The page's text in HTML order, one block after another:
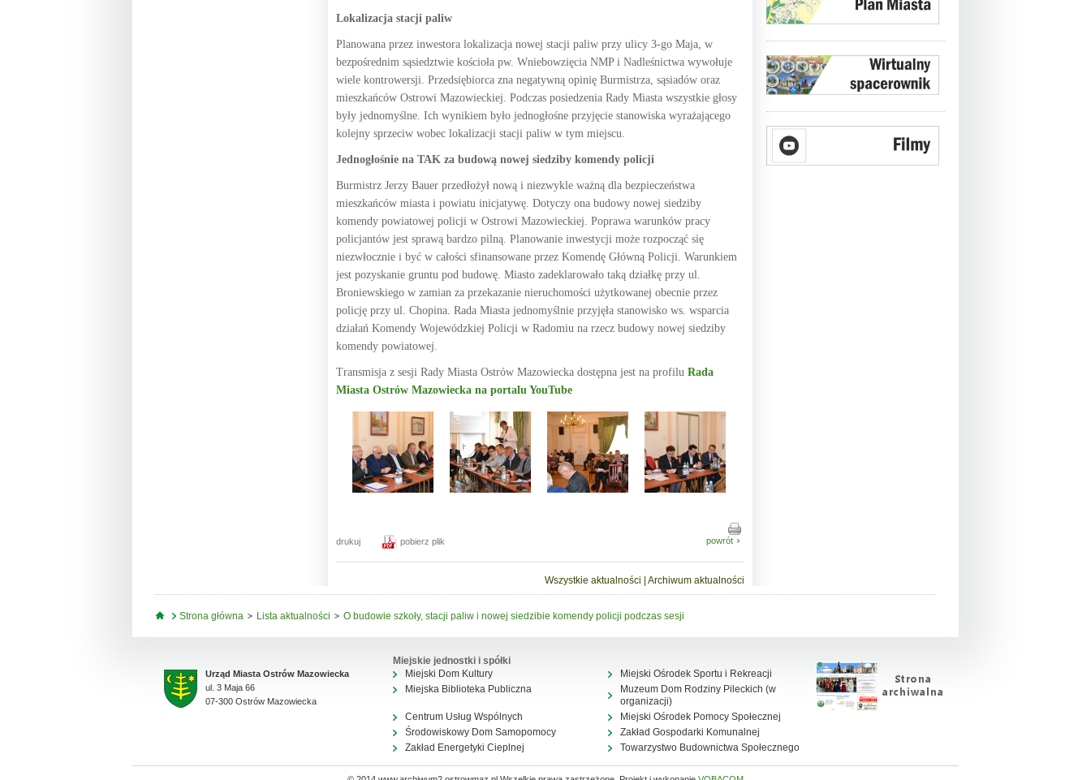
Lokalizacja stacji paliw
Planowana przez inwestora lokalizacja nowej stacji paliw przy ulicy 3-go Maja, w
bezpośrednim sąsiedztwie kościoła pw. Wniebowzięcia NMP i Nadleśnictwa wywołuje
wiele kontrowersji. Przedsiębiorca zna negatywną opinię Burmistrza, sąsiadów oraz
mieszkańców Ostrowi Mazowieckiej. Podczas posiedzenia Rady Miasta wszystkie głosy
były jednomyślne. Ich wynikiem było jednogłośne przyjęcie stanowiska wyrażającego
kolejny sprzeciw wobec lokalizacji stacji paliw w tym miejscu.
Jednogłośnie na TAK za budową nowej siedziby komendy policji
Burmistrz Jerzy Bauer przedłożył nową i niezwykle ważną dla bezpieczeństwa
mieszkańców miasta i powiatu inicjatywę. Dotyczy ona budowy nowej siedziby
komendy powiatowej policji w Ostrowi Mazowieckiej. Poprawa warunków pracy
policjantów jest sprawą bardzo pilną. Planowanie inwestycji może rozpocząć się
niezwłocznie i być w całości sfinansowane przez Komendę Główną Policji. Warunkiem
jest pozyskanie gruntu pod budowę. Miasto zadeklarowało taką działkę przy ul.
Broniewskiego w zamian za przekazanie nieruchomości użytkowanej obecnie przez
policję przy ul. Chopina. Rada Miasta jednomyślnie przyjęła stanowisko ws. wsparcia
działań Komendy Wojewódzkiej Policji w Radomiu na rzecz budowy nowej siedziby
komendy powiatowej.
Transmisja z sesji Rady Miasta Ostrów Mazowiecka dostępna jest na profilu Rada
Miasta Ostrów Mazowiecka na portalu YouTube
drukuj pobierz plik powrót
Wszystkie aktualności | Archiwum aktualności
Jesteś tutaj
Strona główna Lista aktualności O budowie szkoły, stacji paliw i nowej siedzibie komendy policji podczas sesji
Urząd Miasta Ostrów Mazowiecka
ul. 3 Maja 66
07-300 Ostrów Mazowiecka
Miejskie jednostki i spółki
Miejski Dom Kultury
Miejski Ośrodek Sportu i Rekreacji
Miejska Biblioteka Publiczna
Muzeum Dom Rodziny Pileckich (w
organizacji)
Centrum Usług Wspólnych
Miejski Ośrodek Pomocy Społecznej
Środowiskowy Dom Samopomocy
Zakład Gospodarki Komunalnej
Zakład Energetyki Cieplnej
Towarzystwo Budownictwa Społecznego